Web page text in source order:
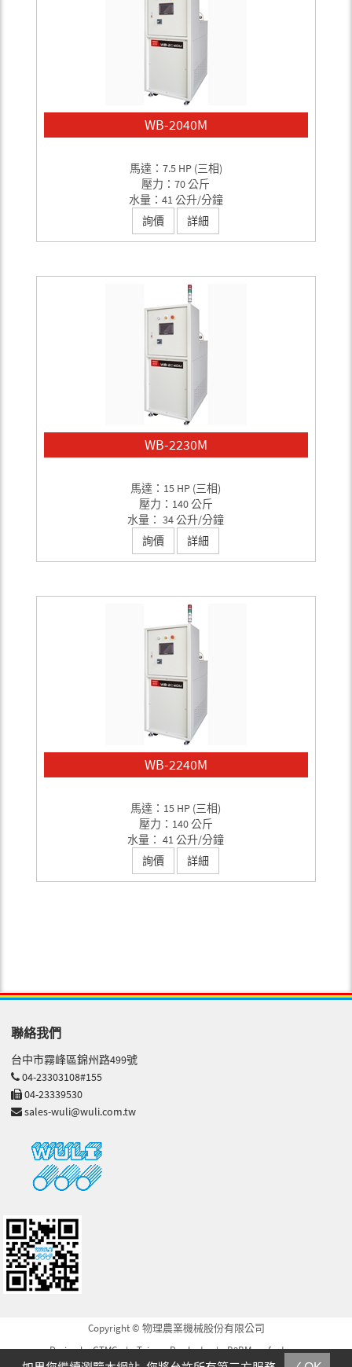
WB-2040M
馬達：7.5 HP (三相)
壓力：70 公斤
水量：41 公升/分鐘
詢價
詳細
WB-2230M
馬達：15 HP (三相)
壓力：140 公斤
水量： 34 公升/分鐘
詢價
詳細
WB-2240M
馬達：15 HP (三相)
壓力：140 公斤
水量： 41 公升/分鐘
詢價
詳細
聯絡我們
台中市霧峰區錦州路499號
04-23303108#155
04-23339530
sales-wuli@wuli.com.tw
Copyright © 物理農業機械股份有限公司
Design by GTMC
Taiwan Products
B2BManufactures